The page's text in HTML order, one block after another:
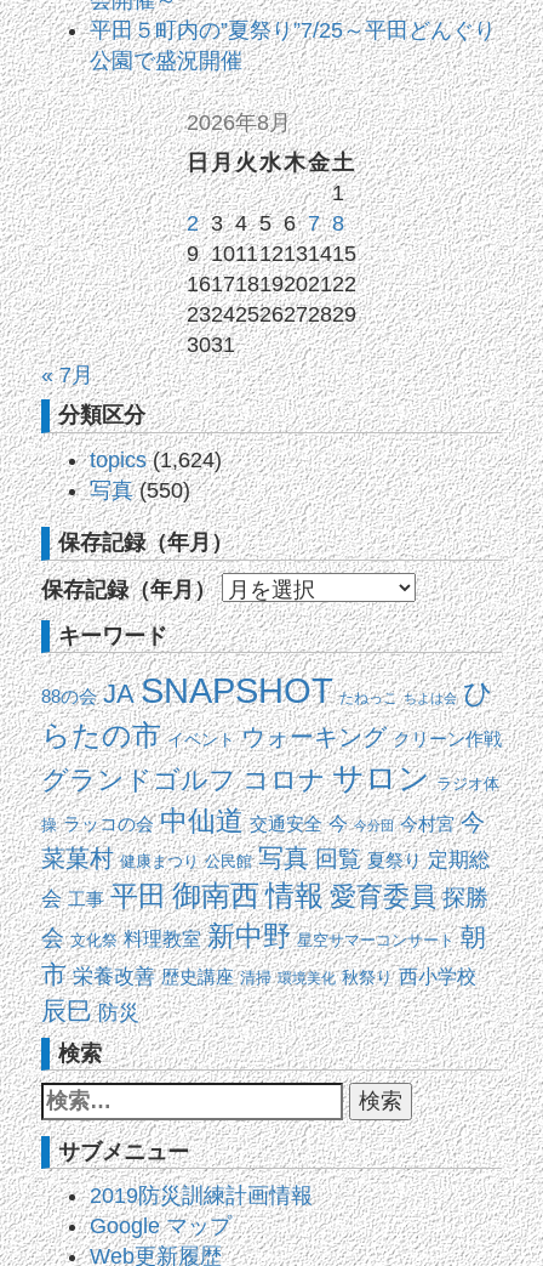
平田５町内の”夏祭り”7/25～平田どんぐり
公園で盛況開催
2026年8月
日月火水木金土
1
2 3 4 5 6 7 8
9 101112131415
16171819202122
23242526272829
3031
« 7月
分類区分
topics(1,624)
写真(550)
保存記録（年月）
保存記録（年月）
キーワード
88の会 JA SNAPSHOT たねっこ ちよは会 ひ
らたの市 イベント ウォーキング クリーン作戦
グランドゴルフ コロナ サロン ラジオ体
操 ラッコの会 中仙道 交通安全 今 今分団 今村宮 今
菜菓村 健康まつり 公民館 写真 回覧 夏祭り 定期総
会 工事 平田御南西情報 愛育委員 探勝
会 文化祭 料理教室 新中野 星空サマーコンサート 朝
市 栄養改善 歴史講座 清掃 環境美化 秋祭り 西小学校
辰巳 防災
検索
サブメニュー
2019防災訓練計画情報
Google マップ
Web更新履歴